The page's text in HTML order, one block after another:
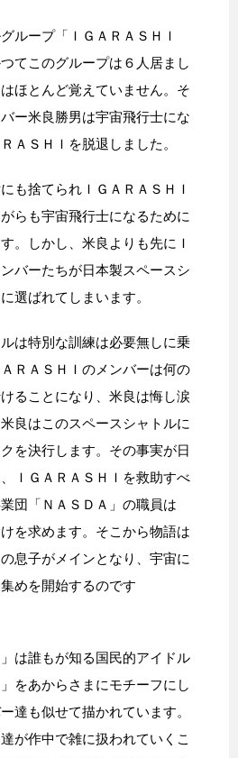
ループ「ＩＧＡＲＡＳＨＩ
てこのグループは６人居まし
ほとんど覚えていません。そ
ー米良勝男は宇宙飛行士にな
ＡＳＨＩを脱退しました。
も捨てられＩＧＡＲＡＳＨＩ
らも宇宙飛行士になるために
。しかし、米良よりも先にＩ
バーたちが日本製スペースシ
選ばれてしまいます。
は特別な訓練は必要無しに乗
ＲＡＳＨＩのメンバーは何の
ることになり、米良は悔し涙
良はこのスペースシャトルに
を決行します。その事実が日
ＩＧＡＲＡＳＨＩを救助すべ
団「ＮＡＳＤＡ」の職員は
けを求めます。そこから物語は
息子がメインとなり、宇宙に
めを開始するのです
」は誰もが知る国民的アイドル
をあからさまにモチーフにし
達も似せて描かれています。
が作中で雑に扱われていくこ